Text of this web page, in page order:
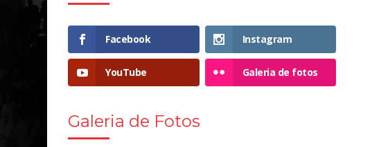
Facebook Instagram
YouTube Galeria de fotos
Galeria de Fotos